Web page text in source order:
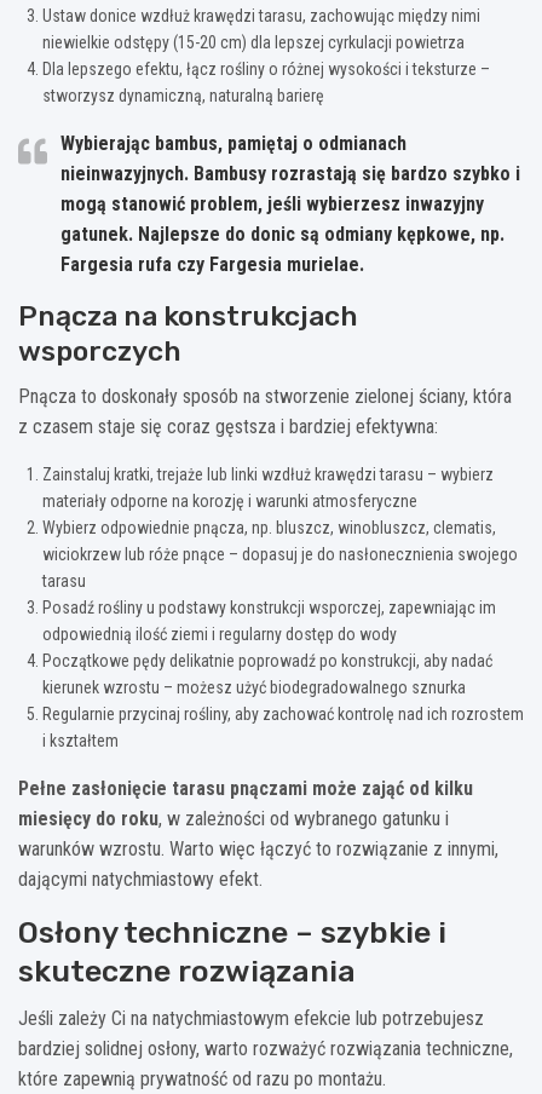
Ustaw donice wzdłuż krawędzi tarasu, zachowując między nimi
niewielkie odstępy (15-20 cm) dla lepszej cyrkulacji powietrza
Dla lepszego efektu, łącz rośliny o różnej wysokości i teksturze –
stworzysz dynamiczną, naturalną barierę
Wybierając bambus, pamiętaj o odmianach
nieinwazyjnych. Bambusy rozrastają się bardzo szybko i
mogą stanowić problem, jeśli wybierzesz inwazyjny
gatunek. Najlepsze do donic są odmiany kępkowe, np.
Fargesia rufa czy Fargesia murielae.
Pnącza na konstrukcjach
wsporczych
Pnącza to doskonały sposób na stworzenie zielonej ściany, która
z czasem staje się coraz gęstsza i bardziej efektywna:
Zainstaluj kratki, trejaże lub linki wzdłuż krawędzi tarasu – wybierz
materiały odporne na korozję i warunki atmosferyczne
Wybierz odpowiednie pnącza, np. bluszcz, winobluszcz, clematis,
wiciokrzew lub róże pnące – dopasuj je do nasłonecznienia swojego
tarasu
Posadź rośliny u podstawy konstrukcji wsporczej, zapewniając im
odpowiednią ilość ziemi i regularny dostęp do wody
Początkowe pędy delikatnie poprowadź po konstrukcji, aby nadać
kierunek wzrostu – możesz użyć biodegradowalnego sznurka
Regularnie przycinaj rośliny, aby zachować kontrolę nad ich rozrostem
i kształtem
Pełne zasłonięcie tarasu pnączami może zająć od kilku
miesięcy do roku, w zależności od wybranego gatunku i
warunków wzrostu. Warto więc łączyć to rozwiązanie z innymi,
dającymi natychmiastowy efekt.
Osłony techniczne – szybkie i
skuteczne rozwiązania
Jeśli zależy Ci na natychmiastowym efekcie lub potrzebujesz
bardziej solidnej osłony, warto rozważyć rozwiązania techniczne,
które zapewnią prywatność od razu po montażu.